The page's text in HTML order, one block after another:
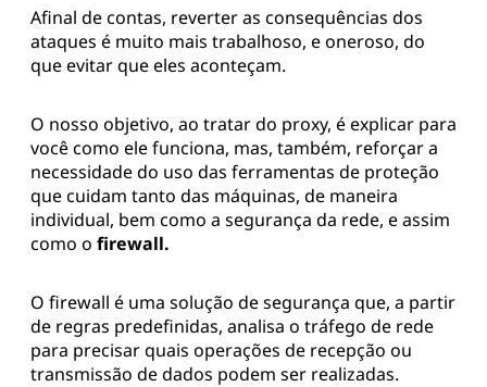
Afinal de contas, reverter as consequências dos
ataques é muito mais trabalhoso, e oneroso, do
que evitar que eles aconteçam.
O nosso objetivo, ao tratar do proxy, é explicar para
você como ele funciona, mas, também, reforçar a
necessidade do uso das ferramentas de proteção
que cuidam tanto das máquinas, de maneira
individual, bem como a segurança da rede, e assim
como o firewall.
O firewall é uma solução de segurança que, a partir
de regras predefinidas, analisa o tráfego de rede
para precisar quais operações de recepção ou
transmissão de dados podem ser realizadas.